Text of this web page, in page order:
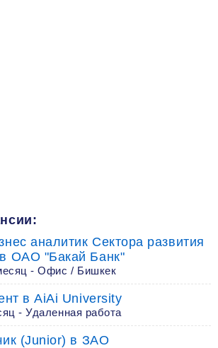
аналитик Сектора развития
ОАО "Бакай Банк"
- Офис / Бишкек
в AiAi University
- Удаленная работа
(Junior) в ЗАО